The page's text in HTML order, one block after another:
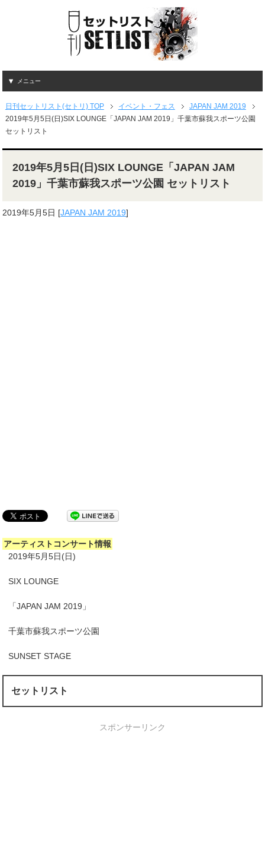
メニュー
日刊セットリスト(セトリ) TOP イベント・フェス
JAPAN JAM 2019
2019年5月5日(日)SIX LOUNGE「JAPAN JAM 2019」千葉市蘇我スポーツ公園
セットリスト
2019年5月5日(日)SIX LOUNGE「JAPAN JAM
2019」千葉市蘇我スポーツ公園 セットリスト
2019年5月5日 [JAPAN JAM 2019]
アーティストコンサート情報
2019年5月5日(日)
SIX LOUNGE
「JAPAN JAM 2019」
千葉市蘇我スポーツ公園
SUNSET STAGE
セットリスト
スポンサーリンク